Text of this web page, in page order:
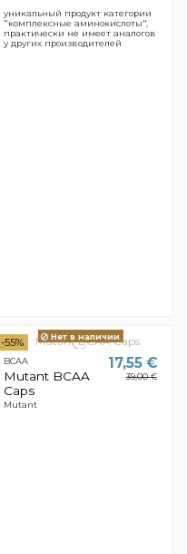
уникальный продукт категории
"комплексные аминокислоты",
практически не имеет аналогов
у других производителей
-55% Нет в наличии
BCAA
Mutant BCAA
Caps
Mutant
17,55 €
39,00 €